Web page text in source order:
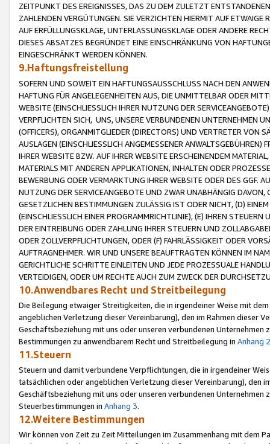
ZEITPUNKT DES EREIGNISSES, DAS ZU DEM ZULETZT
ZAHLENDEN VERGÜTUNGEN. SIE VERZICHTEN HIERMIT AUF
AUF ERFÜLLUNGSKLAGE, UNTERLASSUNGSKLAGE ODER ANDERE
DIESES ABSATZES BEGRÜNDET EINE EINSCHRÄNKUNG VON
EINGESCHRÄNKT WERDEN KÖNNEN.
9.Haftungsfreistellung
SOFERN UND SOWEIT EIN HAFTUNGSAUSSCHLUSS NACH DEN
HAFTUNG FÜR ANGELEGENHEITEN AUS, DIE UNMITTELBAR ODER
WEBSITE (EINSCHLIESSLICH IHRER NUTZUNG DER
VERPFLICHTEN SICH, UNS, UNSERE VERBUNDENEN UNTERNEHMEN
(OFFICERS), ORGANMITGLIEDER (DIRECTORS) UND VERTRETER VON
AUSLAGEN (EINSCHLIESSLICH ANGEMESSENER
IHRER WEBSITE BZW. AUF IHRER WEBSITE ERSCHEINENDEM
MATERIALS MIT ANDEREN APPLIKATIONEN, INHALTEN ODER
BEWERBUNG ODER VERMARKTUNG IHRER WEBSITE ODER DES GGF.
NUTZUNG DER SERVICEANGEBOTE UND ZWAR UNABHÄNGIG
GESETZLICHEN BESTIMMUNGEN ZULÄSSIG IST ODER NICHT, (D)
(EINSCHLIESSLICH EINER PROGRAMMRICHTLINIE), (E) IHREN
DER EINTREIBUNG ODER ZAHLUNG IHRER STEUERN UND
ODER ZOLLVERPFLICHTUNGEN, ODER (F) FAHRLÄSSIGKEIT ODER
AUFTRAGNEHMER. WIR UND UNSERE BEAUFTRAGTEN KÖNNEN IM
GERICHTLICHE SCHRITTE EINLEITEN UND JEDE PROZESSUALE
VERTEIDIGEN, ODER UM RECHTE AUCH ZUM ZWECK DER
10.Anwendbares Recht und Streitbeilegung
Die Beilegung etwaiger Streitigkeiten, die in irgendeiner Weise mit
angeblichen Verletzung dieser Vereinbarung), den im Rahmen dieser
Geschäftsbeziehung mit uns oder unseren verbundenen
Bestimmungen zu anwendbarem Recht und Streitbeilegung in Anhang 2
11.Steuern
Steuern und damit verbundene Verpflichtungen, die in irgendeiner
tatsächlichen oder angeblichen Verletzung dieser Vereinbarung), den
Geschäftsbeziehung mit uns oder unseren verbundenen
Steuerbestimmungen in Anhang 3.
12.Weitere Bestimmungen
Wir können von Zeit zu Zeit Mitteilungen im Zusammenhang mit dem